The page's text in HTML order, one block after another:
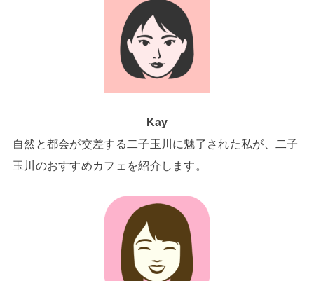
Kay
自然と都会が交差する二子玉川に魅了された私が、二子
玉川のおすすめカフェを紹介します。